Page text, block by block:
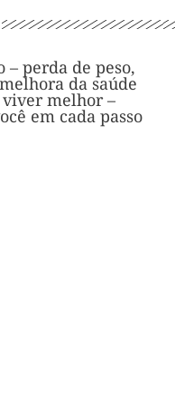
– perda de peso,
da saúde
melhor –
em cada passo